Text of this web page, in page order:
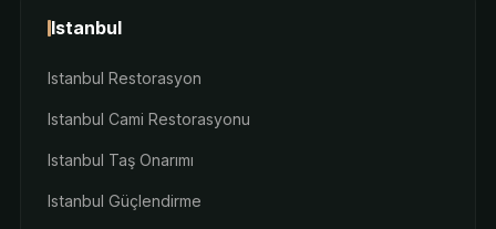
Istanbul
Istanbul Restorasyon
Istanbul Cami Restorasyonu
Istanbul Taş Onarımı
Istanbul Güçlendirme